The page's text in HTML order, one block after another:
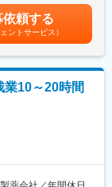
すが、今、新たに
や研究機関等との
の新薬の誕生も夢
とノウハウを生か
発と健康食品の受
立大学や海外の大
食品の有効性、安
。
れや記載ミスの管
録からのデータ入
です。これらを通
調性と責任感を
持に寄与でき、
将来のキャリア形
当を含めた表記で
依頼する
ントサービス）
業10～20時間